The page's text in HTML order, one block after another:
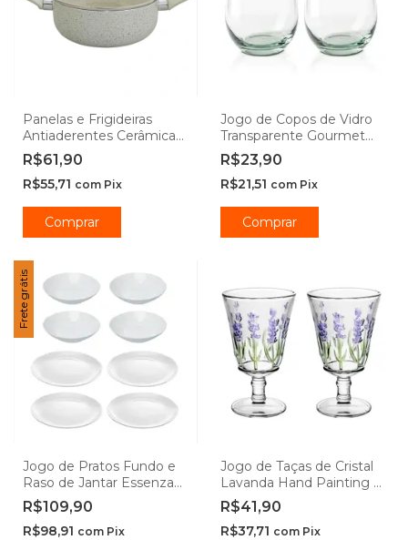
Panelas e Frigideiras
Antiaderentes Cerâmica
Ibiza Vanilla -
Casambiente
R$61,90
R$55,71 com Pix
Comprar
Jogo de Copos de Vidro
Transparente Gourmet
450ml - Class Home
R$23,90
R$21,51 com Pix
Comprar
Frete grátis
Jogo de Pratos Fundo e
Raso de Jantar Essenza
Opaline 20cm e 25cm -
Rojemac Profissional
R$109,90
R$98,91 com Pix
Jogo de Taças de Cristal
Lavanda Hand Painting -
Lyor
R$41,90
R$37,71 com Pix